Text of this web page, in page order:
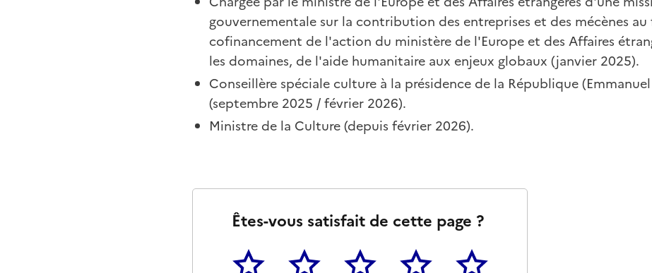
gouvernementale sur la contribution des entreprises et des mécènes
cofinancement de l'action du ministère de l'Europe et des Affaires
les domaines, de l'aide humanitaire aux enjeux globaux (janvier 2025).
Conseillère spéciale culture à la présidence de la République
(septembre 2025 / février 2026).
Ministre de la Culture (depuis février 2026).
Êtes-vous satisfait de cette page ?
1 2 3 4 5